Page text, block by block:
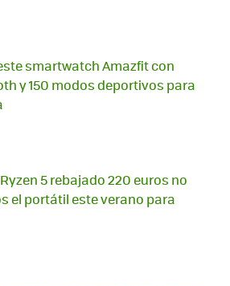
smartwatch Amazfit con
y 150 modos deportivos para
5 rebajado 220 euros no
el portátil este verano para